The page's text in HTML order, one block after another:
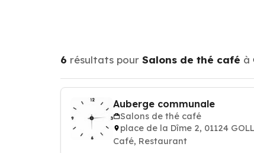
6 résultats pour Salons de thé café à
Auberge communale
Salons de thé café
place de la Dîme 2, 01124
Café, Restaurant